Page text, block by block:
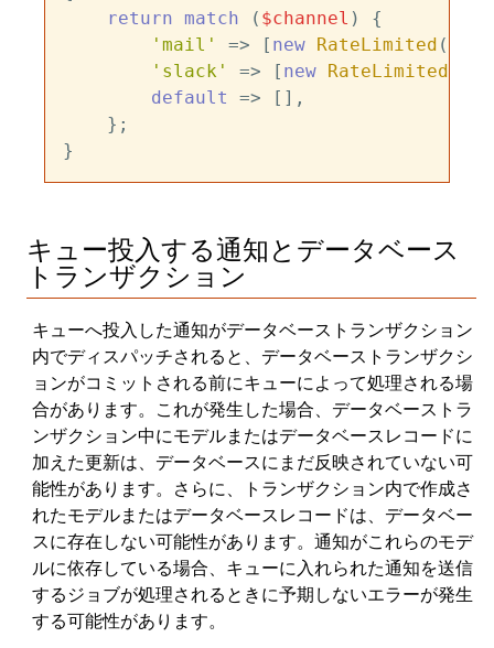
return
match ( $channel ) {
'mail'
=> [ new RateLimited (
'slack'
=> [ new RateLimited
default
=> [],
    };
キュー投入する通知とデータベース
トランザクション
キューへ投入した通知がデータベーストランザクション
内でディスパッチされると、データベーストランザクシ
ョンがコミットされる前にキューによって処理される場
合があります。これが発生した場合、データベーストラ
ンザクション中にモデルまたはデータベースレコードに
加えた更新は、データベースにまだ反映されていない可
能性があります。さらに、トランザクション内で作成さ
れたモデルまたはデータベースレコードは、データベー
スに存在しない可能性があります。通知がこれらのモデ
ルに依存している場合、キューに入れられた通知を送信
するジョブが処理されるときに予期しないエラーが発生
する可能性があります。